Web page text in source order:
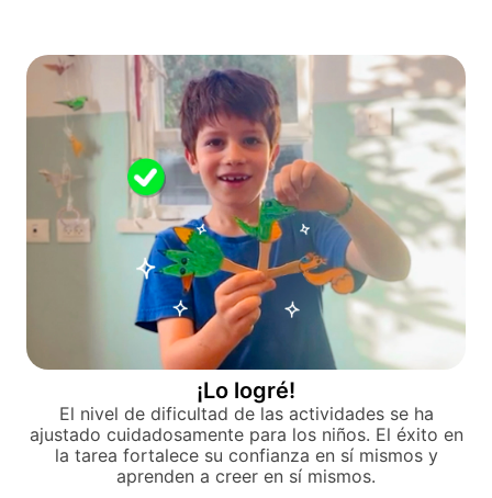
¡Lo logré!
El nivel de dificultad de las actividades se ha
ajustado cuidadosamente para los niños. El éxito en
la tarea fortalece su confianza en sí mismos y
aprenden a creer en sí mismos.